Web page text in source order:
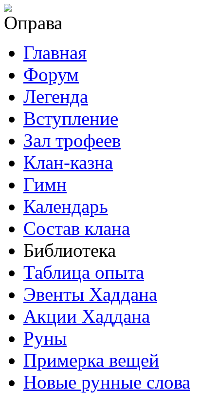
Главная
Форум
Легенда
Вступление
Зал трофеев
Клан-казна
Гимн
Календарь
Состав клана
Библиотека
Таблица опыта
Эвенты Хаддана
Акции Хаддана
Руны
Примерка вещей
Новые рунные слова